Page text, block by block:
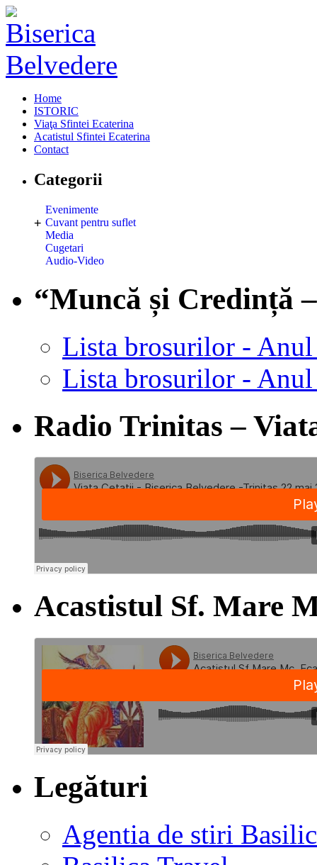
Home
ISTORIC
Viaţa Sfintei Ecaterina
Acatistul Sfintei Ecaterina
Contact
Categorii
Evenimente
+ Cuvant pentru suflet
Media
Cugetari
Audio-Video
“Muncă și Credință
Lista brosurilor -
Lista brosurilor -
Radio Trinitas –
Acastistul Sf. Mare
Legături
Agentia de stiri